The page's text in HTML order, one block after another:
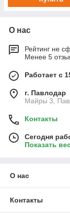
О нас
Рейтинг не
Менее 5
Работает с
г. Павлодар
Майры 3,
Контакты
Сегодня
Показать
О нас
Контакты